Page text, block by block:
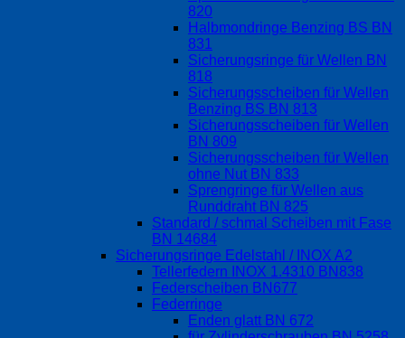
820
Halbmondringe Benzing BS BN
831
Sicherungsringe für Wellen BN
818
Sicherungsscheiben für Wellen
Benzing BS BN 813
Sicherungsscheiben für Wellen
BN 809
Sicherungsscheiben für Wellen
ohne Nut BN 833
Sprengringe für Wellen aus
Runddraht BN 825
Standard / schmal Scheiben mit Fase
BN 14684
Sicherungsringe Edelstahl / INOX A2
Tellerfedern INOX 1.4310 BN838
Federscheiben BN677
Federringe
Enden glatt BN 672